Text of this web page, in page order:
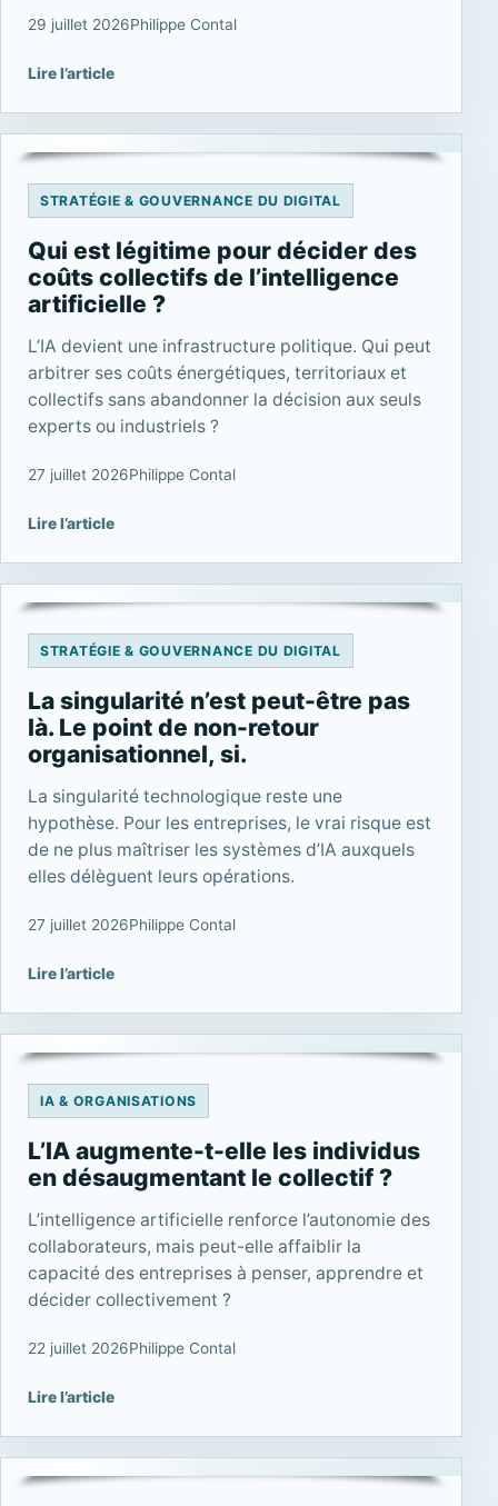
29 juillet 2026Philippe Contal
Lire l’article
STRATÉGIE & GOUVERNANCE DU DIGITAL
Qui est légitime pour décider des
coûts collectifs de l’intelligence
artificielle ?
L’IA devient une infrastructure politique. Qui peut
arbitrer ses coûts énergétiques, territoriaux et
collectifs sans abandonner la décision aux seuls
experts ou industriels ?
27 juillet 2026Philippe Contal
Lire l’article
STRATÉGIE & GOUVERNANCE DU DIGITAL
La singularité n’est peut-être pas
là. Le point de non-retour
organisationnel, si.
La singularité technologique reste une
hypothèse. Pour les entreprises, le vrai risque est
de ne plus maîtriser les systèmes d’IA auxquels
elles délèguent leurs opérations.
27 juillet 2026Philippe Contal
Lire l’article
IA & ORGANISATIONS
L’IA augmente-t-elle les individus
en désaugmentant le collectif ?
L’intelligence artificielle renforce l’autonomie des
collaborateurs, mais peut-elle affaiblir la
capacité des entreprises à penser, apprendre et
décider collectivement ?
22 juillet 2026Philippe Contal
Lire l’article